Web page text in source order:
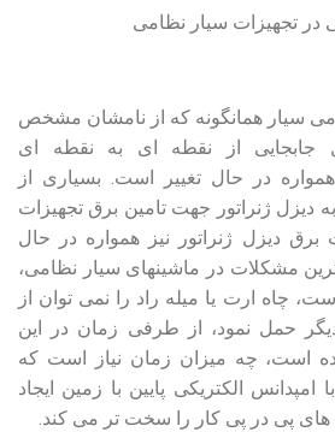
سیار همانگونه که از نامشان مشخص
جابجایی از نقطه ای به نقطه ای
همواره در حال تغییر است. بسیاری از
دیزل ژنراتور جهت تامین برق تجهیزات
دیزل ژنراتور نیز همواره در حال
مشکلات در ماشینهای سیار نظامی،
چاه ارت یا میله راد را نمی توان از
حمل نمود، از طرفی زمان در این
است، چه میزان زمان نیاز است که
الکتریکی پایین با زمین ایجاد
پی در پی کار را سخت تر می کند.